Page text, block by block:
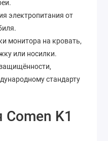
электропитания от
монитора на кровать,
или носилки.
стандарту
K1